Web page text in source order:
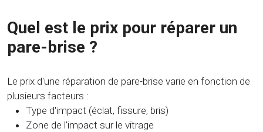
Quel est le prix pour réparer un
pare-brise ?
Le prix d'une réparation de pare-brise varie en fonction de
plusieurs facteurs :
Type d'impact (éclat, fissure, bris)
Zone de l'impact sur le vitrage